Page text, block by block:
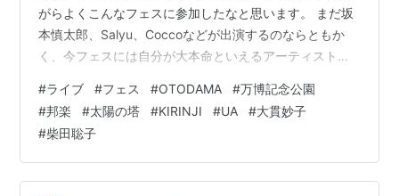
かせきさいだぁのアニソング!!
バケイション!
アーティスト:かせきさいだぁ
出版社/メーカー:SPACE SHOWER
メディア:CD
がらよくこんなフェスに参加したなと思います。 まだ坂
本慎太郎、Salyu、Coccoなどが出演するのならともか
く、今フェスには自分が大本命といえるアーティストが
前記事でも紹介したKIRINJIくらいでしょうか。 いや、面
子はなかなかいいなとは思ったんです。 決め手は万博記
念公園っていうロケーションの魅力。 雄大なる太陽の塔
をバックに、ピクニック気分で大人の音楽をのんびり楽
しむのも乙なんじゃないかと思って。 まぁ大本命は太陽
#ライブ #フェス #OTODAMA #万博記念公園
#邦楽 #太陽の塔 #KIRINJI #UA #大貫妙子
#柴田聡子